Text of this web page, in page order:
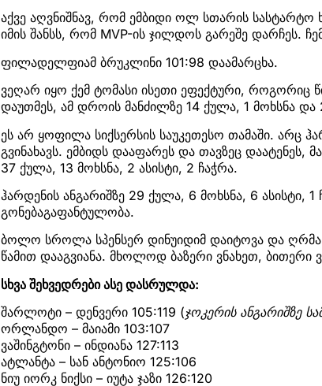
აქვე აღვნიშნავ, რომ ემბიდი ოლ სთარის
იმის შანსს, რომ MVP-ის ჯილდოს გარეშე დარჩეს.
ფილადელფიამ ბრუკლინი 101:98 დაამარცხა.
ვეღარ იყო ქემ ტომასი ისეთი ეფექტური, როგორიც
დაუთმეს, ამ დროის მანძილზე 14 ქულა, 1 მოხსნა და
ეს არ ყოფილა სიქსერსის საუკეთესო თამაში. არც
გვინახავს. ემბიდს დააფარეს და თავზეც
37 ქულა, 13 მოხსნა, 2 ასისტი, 2 ჩაჭრა.
ჰარდენის ანგარიშზე 29 ქულა, 6 მოხსნა, 6
გონებაგაფანტულობა.
ბოლო სროლა სპენსერ დინუიდიმ დაიტოვა და ღრმა
წამით დააგვიანა. მხოლოდ ბაზერი ვნახეთ, ბითერი
სხვა შეხვედრები ასე დასრულდა:
შარლოტი – დენვერი 105:119 (ჯოკერის ანგარიშზე
ორლანდო – მაიამი 103:107
ვაშინგტონი – ინდიანა 127:113
ატლანტა – სან ანტონიო 125:106
ნიუ იორკ ნიქსი – იუტა ჯაზი 126:120